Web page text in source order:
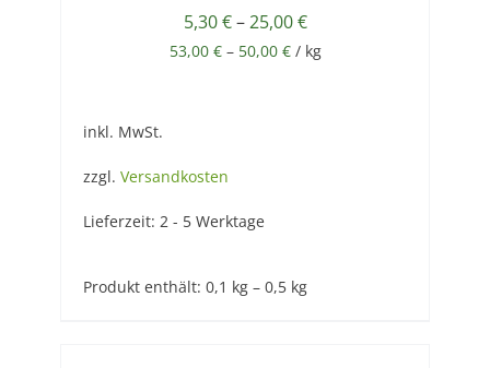
5,30€–25,00€
53,00 €– 50,00 €/ kg
inkl. MwSt.
zzgl. Versandkosten
Lieferzeit: 2 - 5 Werktage
Produkt enthält: 0,1 kg – 0,5 kg